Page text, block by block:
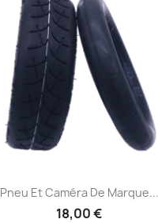
Aperçu rapide
Pneu Et Caméra De Marque...
18,00 €